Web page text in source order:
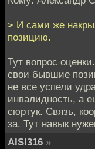
> И сами же
позицию.
Тут вопрос
свои бывшие
не все успели
инвалидность, а
сюртук. Связь,
за. Тут навык
AISI316 »